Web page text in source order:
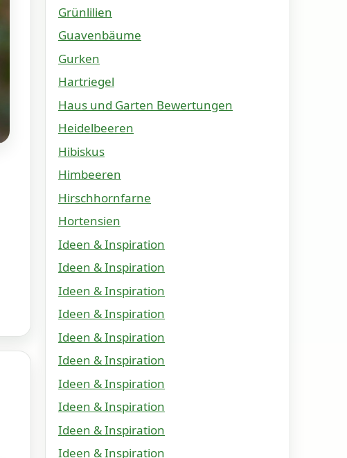
Grünlilien
Guavenbäume
Gurken
Hartriegel
Haus und Garten Bewertungen
Heidelbeeren
Hibiskus
Himbeeren
Hirschhornfarne
Hortensien
Ideen & Inspiration
Ideen & Inspiration
Ideen & Inspiration
Ideen & Inspiration
Ideen & Inspiration
Ideen & Inspiration
Ideen & Inspiration
Ideen & Inspiration
Ideen & Inspiration
Ideen & Inspiration